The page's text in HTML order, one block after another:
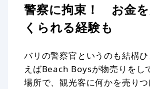
警察に拘束！ お金
くられる経験も
バリの警察官というのも結構
えばBeach Boysが物売りをし
場所で、観光客に何かを売り